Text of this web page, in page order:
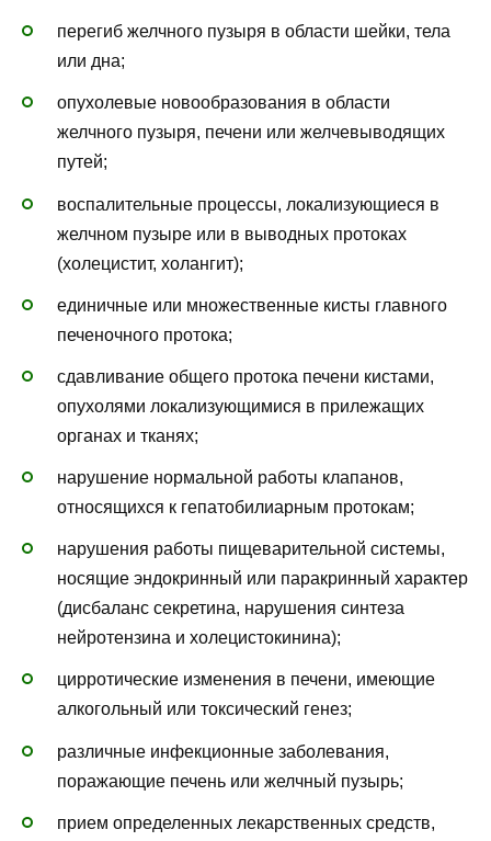
перегиб желчного пузыря в области шейки, тела
или дна;
опухолевые новообразования в области
желчного пузыря, печени или желчевыводящих
путей;
воспалительные процессы, локализующиеся в
желчном пузыре или в выводных протоках
(холецистит, холангит);
единичные или множественные кисты главного
печеночного протока;
сдавливание общего протока печени кистами,
опухолями локализующимися в прилежащих
органах и тканях;
нарушение нормальной работы клапанов,
относящихся к гепатобилиарным протокам;
нарушения работы пищеварительной системы,
носящие эндокринный или паракринный характер
(дисбаланс секретина, нарушения синтеза
нейротензина и холецистокинина);
цирротические изменения в печени, имеющие
алкогольный или токсический генез;
различные инфекционные заболевания,
поражающие печень или желчный пузырь;
прием определенных лекарственных средств,